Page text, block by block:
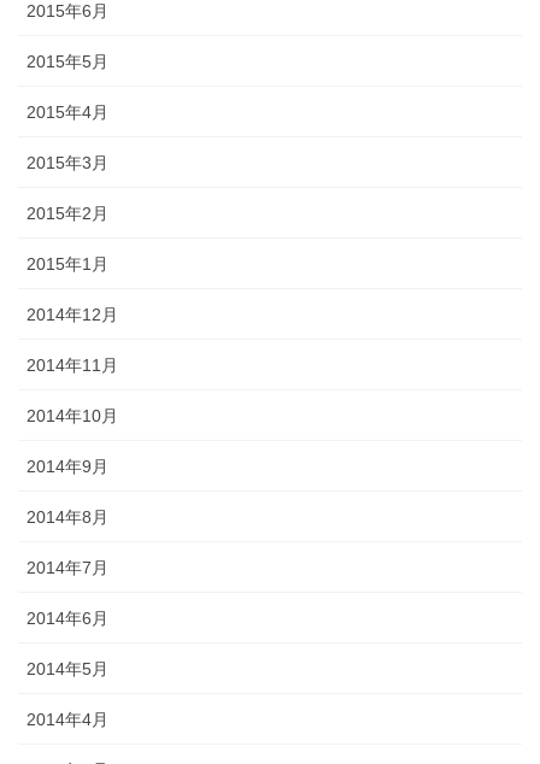
2015年6月
2015年5月
2015年4月
2015年3月
2015年2月
2015年1月
2014年12月
2014年11月
2014年10月
2014年9月
2014年8月
2014年7月
2014年6月
2014年5月
2014年4月